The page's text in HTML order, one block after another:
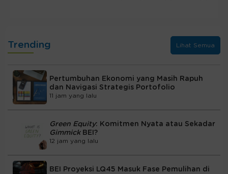
Trending Lihat Semua
Pertumbuhan Ekonomi yang Masih Rapuh
dan Navigasi Strategis Portofolio
11 jam yang lalu
Green Equity: Komitmen Nyata atau Sekadar
Gimmick BEI?
12 jam yang lalu
BEI Proyeksi LQ45 Masuk Fase Pemulihan di